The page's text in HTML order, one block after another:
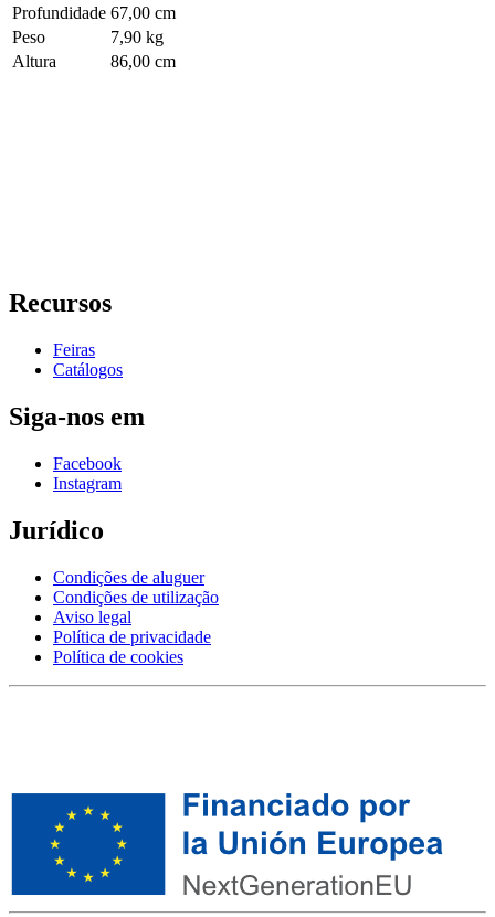
Profundidade 67,00 cm
Peso
7,90 kg
Altura
86,00 cm
Recursos
Feiras
Catálogos
Siga-nos em
Facebook
Instagram
Jurídico
Condições de aluguer
Condições de utilização
Aviso legal
Política de privacidade
Política de cookies